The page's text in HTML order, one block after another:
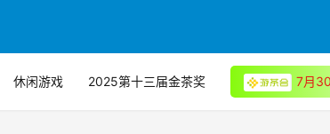
休闲游戏 2025第十三届金茶奖 7月